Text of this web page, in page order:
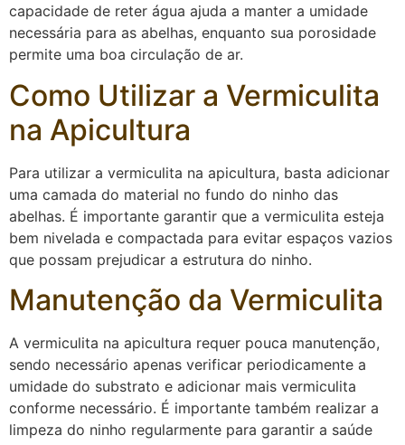
capacidade de reter água ajuda a manter a umidade
necessária para as abelhas, enquanto sua porosidade
permite uma boa circulação de ar.
Como Utilizar a Vermiculita
na Apicultura
Para utilizar a vermiculita na apicultura, basta adicionar
uma camada do material no fundo do ninho das
abelhas. É importante garantir que a vermiculita esteja
bem nivelada e compactada para evitar espaços vazios
que possam prejudicar a estrutura do ninho.
Manutenção da Vermiculita
A vermiculita na apicultura requer pouca manutenção,
sendo necessário apenas verificar periodicamente a
umidade do substrato e adicionar mais vermiculita
conforme necessário. É importante também realizar a
limpeza do ninho regularmente para garantir a saúde